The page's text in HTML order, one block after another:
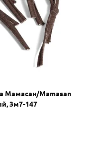
Мамасан/Mamasan
3м7-147